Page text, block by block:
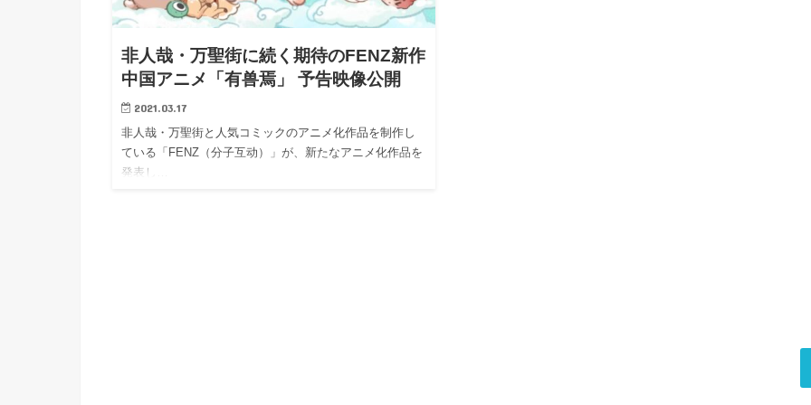
非人哉・万聖街に続く期待のFENZ新作
中国アニメ「有兽焉」 予告映像公開
2021.03.17
非人哉・万聖街と人気コミックのアニメ化作品を制作し
ている「FENZ（分子互动）」が、新たなアニメ化作品を
発表し…